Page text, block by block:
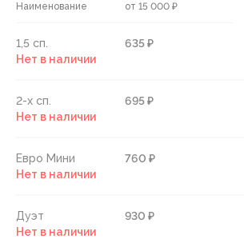
Наименование от 15 000 ₽
1,5 сп.
635 ₽
Нет в наличии
2-х сп.
695 ₽
Нет в наличии
Евро Мини
760 ₽
Нет в наличии
Дуэт
930 ₽
Нет в наличии